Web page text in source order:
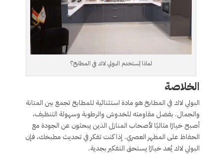
لماذا يُستخدم البولي لاك في المطابخ؟
الخلاصة
البولي لاك في المطابخ هو مادة استثنائية للمطابخ تجمع بين المتانة
والجمال. بفضل مقاومته للخدوش والرطوبة وسهولة التنظيف،
أصبح خيارًا مثاليًا لأصحاب المنازل الذين يبحثون عن الجودة مع
الحفاظ على المظهر العصري. إذا كنت تفكر في تحديث مطبخك، فإن
البولي لاك يُعد خيارًا يستحق التفكير بجدية.